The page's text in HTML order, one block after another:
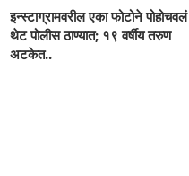
इन्स्टाग्रामवरील एका फोटोने पोहोचवलं
थेट पोलीस ठाण्यात; १९ वर्षीय तरुण
अटकेत..